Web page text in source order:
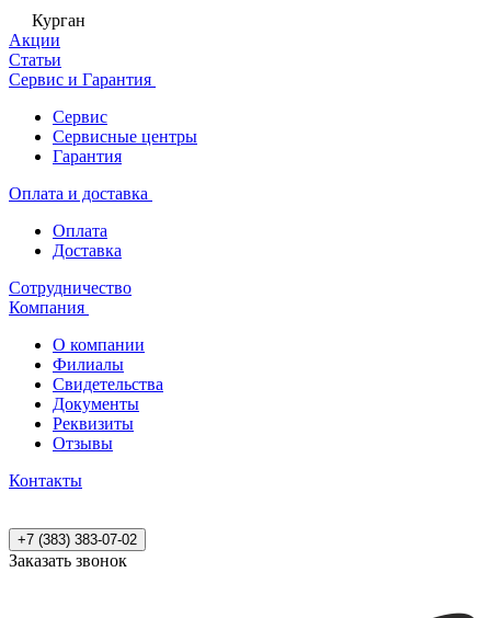
Курган
Акции
Статьи
Сервис и Гарантия
Сервис
Сервисные центры
Гарантия
Оплата и доставка
Оплата
Доставка
Сотрудничество
Компания
О компании
Филиалы
Свидетельства
Документы
Реквизиты
Отзывы
Контакты
+7 (383) 383-07-02
Заказать звонок